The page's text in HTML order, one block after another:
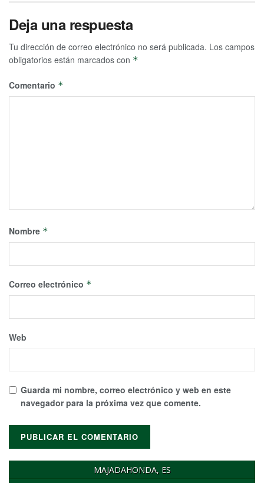
Deja una respuesta
Tu dirección de correo electrónico no será publicada. Los campos
obligatorios están marcados con *
Comentario *
Nombre *
Correo electrónico *
Web
Guarda mi nombre, correo electrónico y web en este
navegador para la próxima vez que comente.
MAJADAHONDA, ES